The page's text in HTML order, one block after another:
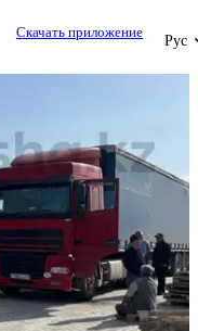
Скачать приложение
Рус